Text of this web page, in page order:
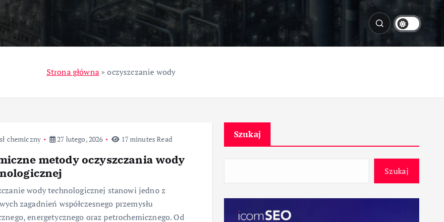
Przemysł
Strona główna»oczyszczanie wody
chemiczny 27 lutego, 2026 17 minutes Read
metody oczyszczania wody
wody technologicznej stanowi jedno z
zagadnień współczesnego przemysłu
energetycznego oraz petrochemicznego. Od
Szukaj
Szukaj